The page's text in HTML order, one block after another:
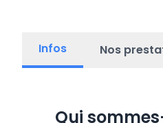
Infos Nos
Qui